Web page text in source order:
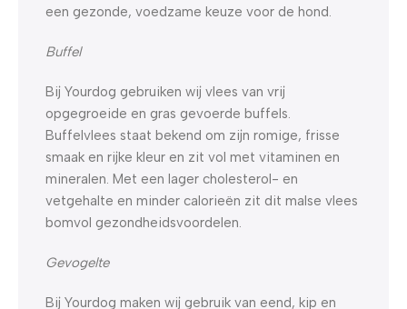
een gezonde, voedzame keuze voor de hond.
Buffel
Bij Yourdog gebruiken wij vlees van vrij
opgegroeide en gras gevoerde buffels.
Buffelvlees staat bekend om zijn romige, frisse
smaak en rijke kleur en zit vol met vitaminen en
mineralen. Met een lager cholesterol- en
vetgehalte en minder calorieën zit dit malse vlees
bomvol gezondheidsvoordelen.
Gevogelte
Bij Yourdog maken wij gebruik van eend, kip en